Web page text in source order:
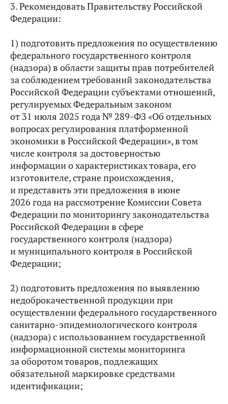
3. Рекомендовать Правительству Российской
Федерации:
1) подготовить предложения по осуществлению
федерального государственного контроля
(надзора) в области защиты прав потребителей
за соблюдением требований законодательства
Российской Федерации субъектами отношений,
регулируемых Федеральным законом
от 31 июля 2025 года № 289-ФЗ «Об отдельных
вопросах регулирования платформенной
экономики в Российской Федерации», в том
числе контроля за достоверностью
информации о характеристиках товара, его
изготовителе, стране происхождения,
и представить эти предложения в июне
2026 года на рассмотрение Комиссии Совета
Федерации по мониторингу законодательства
Российской Федерации в сфере
государственного контроля (надзора)
и муниципального контроля в Российской
Федерации;
2) подготовить предложения по выявлению
недоброкачественной продукции при
осуществлении федерального государственного
санитарно-эпидемиологического контроля
(надзора) с использованием государственной
информационной системы мониторинга
за оборотом товаров, подлежащих
обязательной маркировке средствами
идентификации;